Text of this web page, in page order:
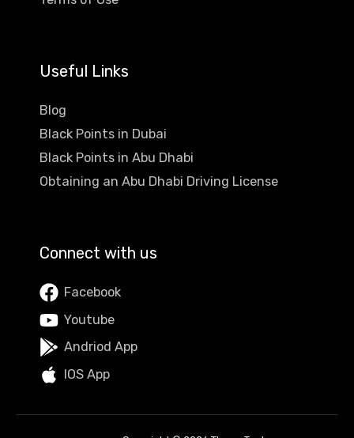
Useful Links
Blog
Black Points in Dubai
Black Points in Abu Dhabi
Obtaining an Abu Dhabi Driving License
Connect with us
Facebook
Youtube
Andriod App
IOS App